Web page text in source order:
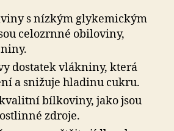
s nízkým glykemickým
celozrnné obiloviny,
dostatek vlákniny, která
a snižuje hladinu cukru.
bílkoviny, jako jsou
zdroje.